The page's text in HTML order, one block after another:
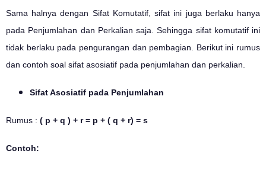
Sama halnya dengan Sifat Komutatif, sifat ini juga berlaku hanya
pada Penjumlahan dan Perkalian saja. Sehingga sifat komutatif ini
tidak berlaku pada pengurangan dan pembagian. Berikut ini rumus
dan contoh soal sifat asosiatif pada penjumlahan dan perkalian.
Sifat Asosiatif pada Penjumlahan
Rumus : ( p + q ) + r = p + ( q + r) = s
Contoh: